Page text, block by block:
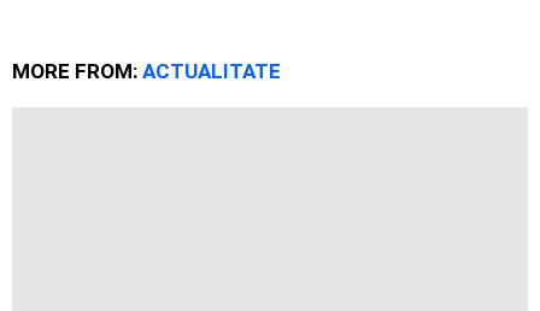
MORE FROM: ACTUALITATE